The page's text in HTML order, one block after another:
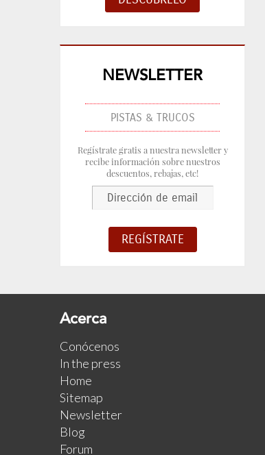
NEWSLETTER
PISTAS & TRUCOS
Regístrate gratis a nuestra newsletter y
recibe información sobre nuestros
descuentos, rebajas, etc!
Acerca
Conócenos
In the press
Home
Sitemap
Newsletter
Blog
Forum